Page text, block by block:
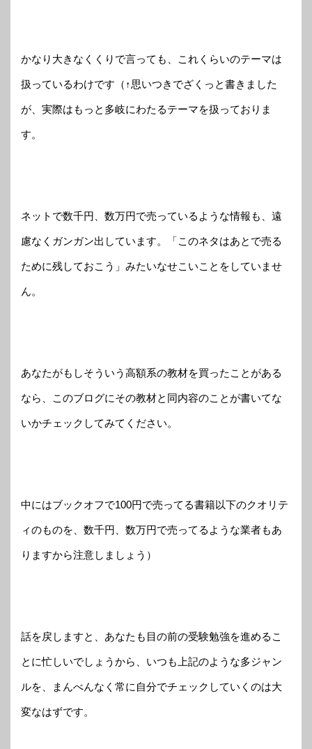
かなり大きなくくりで言っても、これくらいのテーマは
扱っているわけです（↑思いつきでざくっと書きました
が、実際はもっと多岐にわたるテーマを扱っておりま
す。
ネットで数千円、数万円で売っているような情報も、遠
慮なくガンガン出しています。「このネタはあとで売る
ために残しておこう」みたいなせこいことをしていませ
ん。
あなたがもしそういう高額系の教材を買ったことがある
なら、このブログにその教材と同内容のことが書いてな
いかチェックしてみてください。
中にはブックオフで100円で売ってる書籍以下のクオリテ
ィのものを、数千円、数万円で売ってるような業者もあ
りますから注意しましょう）
話を戻しますと、あなたも目の前の受験勉強を進めるこ
とに忙しいでしょうから、いつも上記のような多ジャン
ルを、まんべんなく常に自分でチェックしていくのは大
変なはずです。